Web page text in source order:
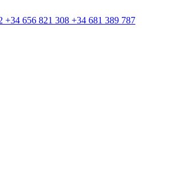
+34 656 821 308 +34 681 389 787